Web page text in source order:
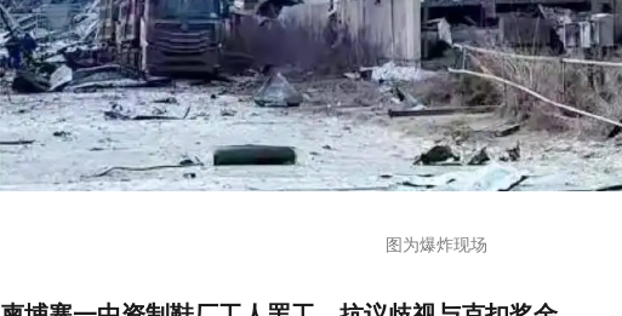
图为爆炸现场